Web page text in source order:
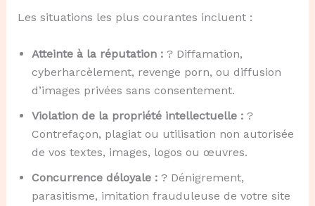
Les situations les plus courantes incluent :
Atteinte à la réputation :? Diffamation,
cyberharcèlement, revenge porn, ou diffusion
d’images privées sans consentement.
Violation de la propriété intellectuelle :?️
Contrefaçon, plagiat ou utilisation non autorisée
de vos textes, images, logos ou œuvres.
Concurrence déloyale :? Dénigrement,
parasitisme, imitation frauduleuse de votre site